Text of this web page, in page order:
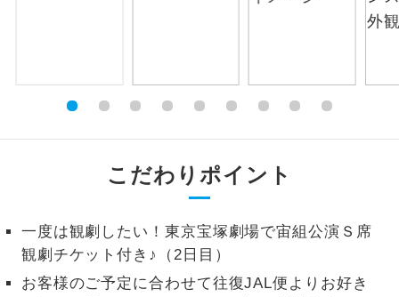
こだわりポイント
一度は観劇したい！東京宝塚劇場で宙組公演Ｓ席
観劇チケット付き♪（2日目）
お客様のご予定に合わせて往復JAL便よりお好き
ご宿泊ホテルに大浴場が付いています。
お部屋食
1名様催行
1名様から出発可能な個人型プランで